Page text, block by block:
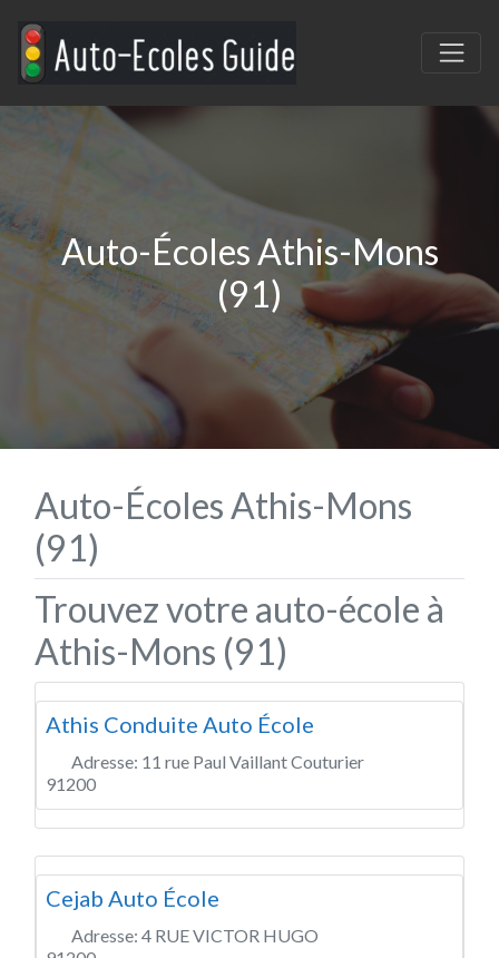
Auto-Écoles Athis-Mons
(91)
Auto-Écoles Athis-Mons
(91)
Trouvez votre auto-école à
Athis-Mons (91)
Athis Conduite Auto École
Adresse: 11 rue Paul Vaillant Couturier
91200
Cejab Auto École
Adresse: 4 RUE VICTOR HUGO